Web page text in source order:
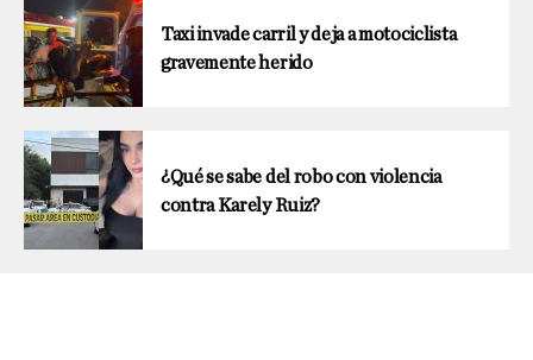
Taxi invade carril y deja a motociclista
gravemente herido
¿Qué se sabe del robo con violencia
contra Karely Ruiz?